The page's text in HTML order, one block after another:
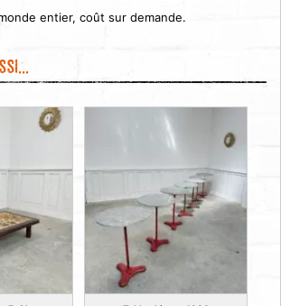
entier, coût sur demande.